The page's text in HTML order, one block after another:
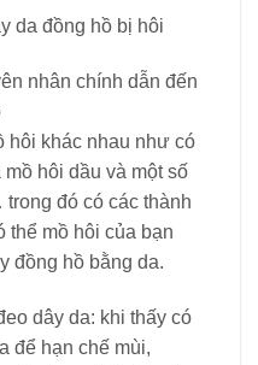
nhân chính dẫn đến
khác nhau như có
hôi dầu và một số
đó có các thành
thể mồ hôi của bạn
đồng hồ bằng da.
dây da: khi thấy có
để hạn chế mùi,